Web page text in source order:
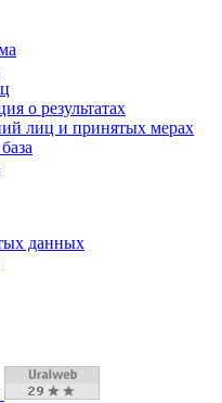
о результатах
лиц и принятых мерах
данных